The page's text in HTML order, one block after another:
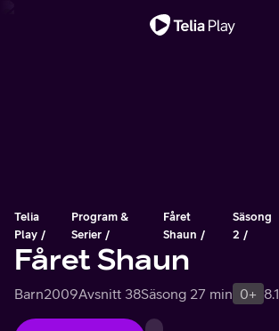
Telia
Play
Program &
Serier
Fåret
Shaun
Säsong
2
Fåret Shaun
Barn2009Avsnitt 38Säsong 27 min 0+ 8.1